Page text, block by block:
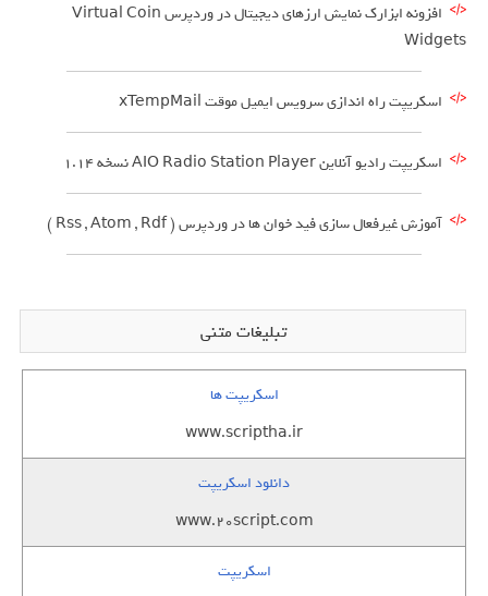
افزونه ابزارک نمایش ارزهای دیجیتال در وردپرس Virtual Coin
Widgets
اسکریپت راه اندازی سرویس ایمیل موقت xTempMail
اسکریپت رادیو آنلاین AIO Radio Station Player نسخه 1.14
آموزش غیرفعال سازی فید خوان ها در وردپرس ( Rss , Atom , Rdf )
تبلیغات متنی
اسکریپت ها
www.scriptha.ir
دانلود اسکریپت
www.20script.com
اسکریپت